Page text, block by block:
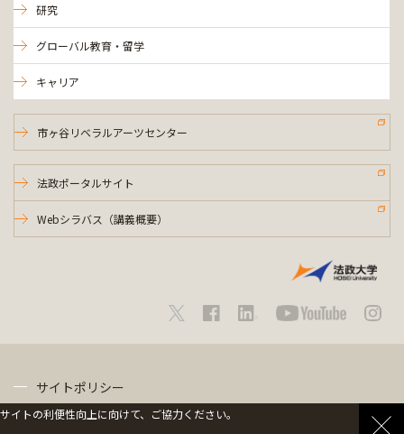
研究
グローバル教育・留学
キャリア
市ヶ谷リベラルアーツセンター
法政ポータルサイト
Webシラバス（講義概要）
サイトポリシー
サイトの利便性向上に向けて、ご協力ください。